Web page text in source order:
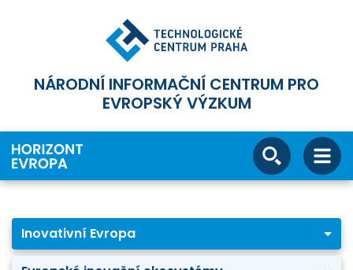
NÁRODNÍ INFORMAČNÍ CENTRUM PRO
EVROPSKÝ VÝZKUM
Inovativní Evropa